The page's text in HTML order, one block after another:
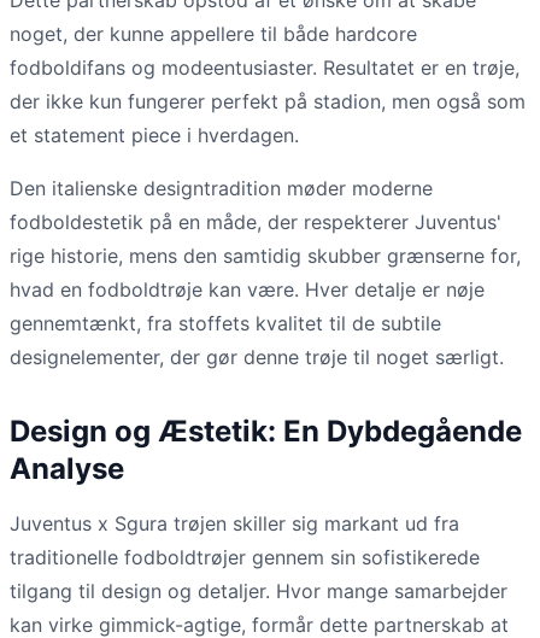
noget, der kunne appellere til både hardcore
fodboldifans og modeentusiaster. Resultatet er en trøje,
der ikke kun fungerer perfekt på stadion, men også som
et statement piece i hverdagen.
Den italienske designtradition møder moderne
fodboldestetik på en måde, der respekterer Juventus'
rige historie, mens den samtidig skubber grænserne for,
hvad en fodboldtrøje kan være. Hver detalje er nøje
gennemtænkt, fra stoffets kvalitet til de subtile
designelementer, der gør denne trøje til noget særligt.
Design og Æstetik: En Dybdegående
Analyse
Juventus x Sgura trøjen skiller sig markant ud fra
traditionelle fodboldtrøjer gennem sin sofistikerede
tilgang til design og detaljer. Hvor mange samarbejder
kan virke gimmick-agtige, formår dette partnerskab at